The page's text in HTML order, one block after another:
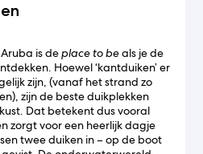
is deplace to beals je de
Hoewel ‘kantduiken’ er
zijn, (vanaf het strand zo
zijn de beste duikplekken
Dat betekent dus vooral
zorgt voor een heerlijk dagje
twee duiken in – op de boot